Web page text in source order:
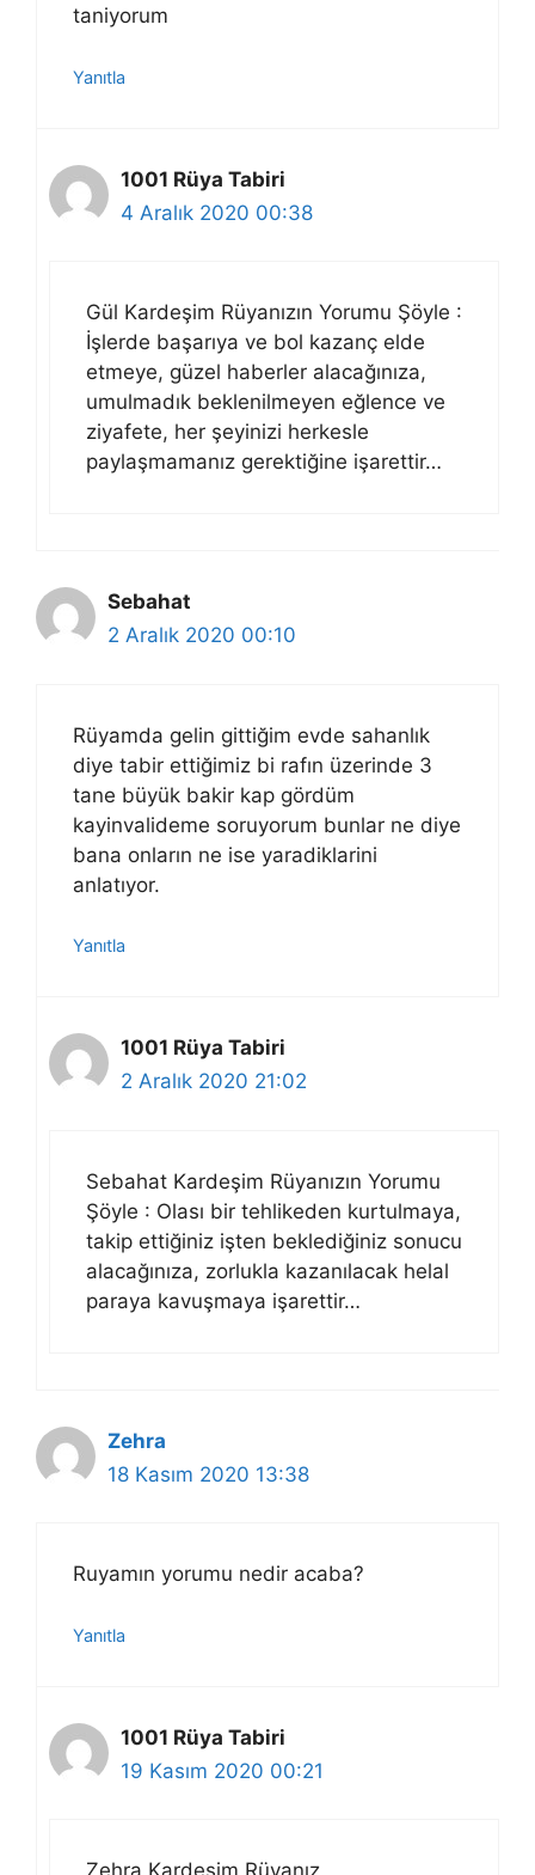
taniyorum
Yanıtla
1001 Rüya Tabiri
4 Aralık 2020 00:38
Gül Kardeşim Rüyanızın Yorumu Şöyle :
İşlerde başarıya ve bol kazanç elde
etmeye, güzel haberler alacağınıza,
umulmadık beklenilmeyen eğlence ve
ziyafete, her şeyinizi herkesle
paylaşmamanız gerektiğine işarettir…
Sebahat
2 Aralık 2020 00:10
Rüyamda gelin gittiğim evde sahanlık
diye tabir ettiğimiz bi rafın üzerinde 3
tane büyük bakir kap gördüm
kayinvalideme soruyorum bunlar ne diye
bana onların ne ise yaradiklarini
anlatıyor.
Yanıtla
1001 Rüya Tabiri
2 Aralık 2020 21:02
Sebahat Kardeşim Rüyanızın Yorumu
Şöyle : Olası bir tehlikeden kurtulmaya,
takip ettiğiniz işten beklediğiniz sonucu
alacağınıza, zorlukla kazanılacak helal
paraya kavuşmaya işarettir…
Zehra
18 Kasım 2020 13:38
Ruyamın yorumu nedir acaba?
Yanıtla
1001 Rüya Tabiri
19 Kasım 2020 00:21